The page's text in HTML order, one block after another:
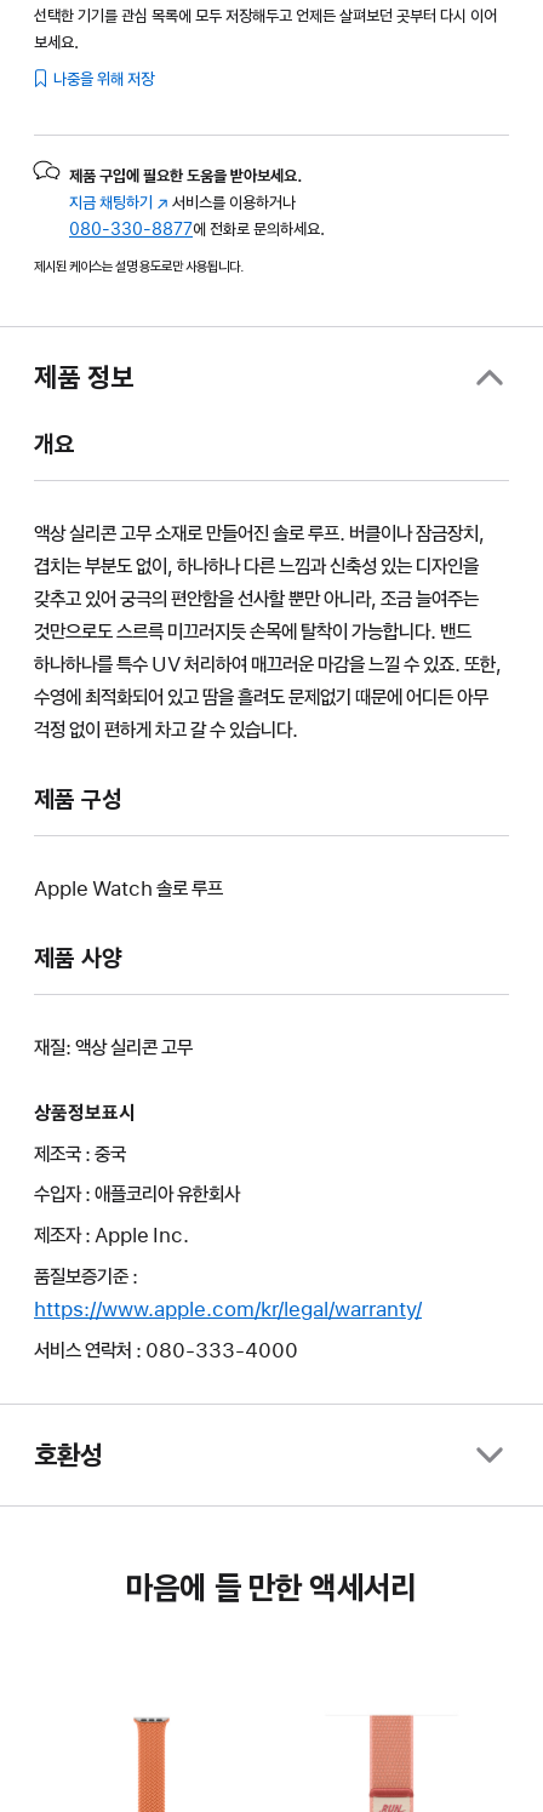
선택한 기기를 관심 목록에 모두 저장해두고 언제든 살펴보던 곳부터 다시 이어
보세요.
나중을 위해 저장
제품 구입에 필요한 도움을 받아보세요.
지금 채팅하기 (새
창에서
열림)
서비스를 이용하거나
080-330-8877에 전화로 문의하세요.
제시된 케이스는 설명 용도로만 사용됩니다.
제품 정보
개요
액상 실리콘 고무 소재로 만들어진 솔로 루프. 버클이나 잠금장치,
겹치는 부분도 없이, 하나하나 다른 느낌과 신축성 있는 디자인을
갖추고 있어 궁극의 편안함을 선사할 뿐만 아니라, 조금 늘여주는
것만으로도 스르륵 미끄러지듯 손목에 탈착이 가능합니다. 밴드
하나하나를 특수 UV 처리하여 매끄러운 마감을 느낄 수 있죠. 또한,
수영에 최적화되어 있고 땀을 흘려도 문제없기 때문에 어디든 아무
걱정 없이 편하게 차고 갈 수 있습니다.
제품 구성
Apple Watch 솔로 루프
제품 사양
재질: 액상 실리콘 고무
상품정보표시
제조국 : 중국
수입자 : 애플코리아 유한회사
제조자 : Apple Inc.
품질보증기준 :
https://www.apple.com/kr/legal/warranty/
서비스 연락처 : 080-333-4000
호환성
마음에 들 만한 액세서리